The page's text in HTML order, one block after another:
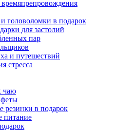
головоломки в подарок
для застолий
пар
и путешествий
стресса
чаю
резинки в подарок
питание